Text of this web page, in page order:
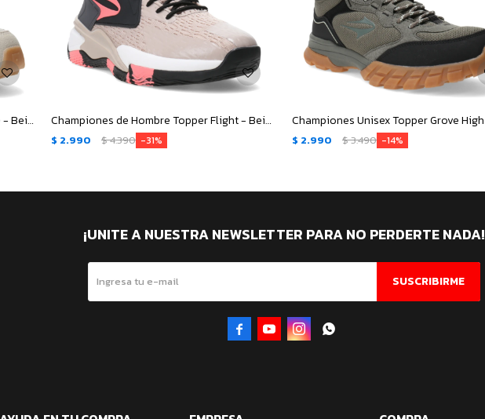
Championes de Hombre Topper Recife - Beige - Marrón Championes de Hombre Topper Flight - Beige - Negro - Rosado Coral
$ 2.990 $4.390 31 $ 2.990 $3.490 14
¡UNITE A NUESTRA NEWSLETTER PARA NO PERDERTE NADA!
SUSCRIBIRME
   